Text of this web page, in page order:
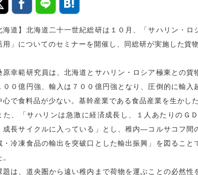
海道】北海道二十一世紀総研は１０月、「サハリン・
用」についてのセミナーを開催し、同総研が実施した貨
幸範研究員は、北海道とサハリン・ロシア極東との貨
００億円強、輸入は７００億円強となり、圧倒的に輸
心で食料品が少ない。基幹産業である食品産業を生かし
、「サハリンは急激に経済成長し、１人あたりのＧ
成長サイクルに入っている」とし、稚内―コルサコフ間
・冷凍食品の輸出を突破口とした輸出振興」を図ること
は、道央圏から遠い稚内まで荷物を運ぶことの必然性